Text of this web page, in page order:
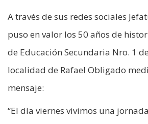
A través de sus redes sociales
puso en valor los 50 años de
de Educación Secundaria Nro. 1
localidad de Rafael Obligado
mensaje:
“El día viernes vivimos una